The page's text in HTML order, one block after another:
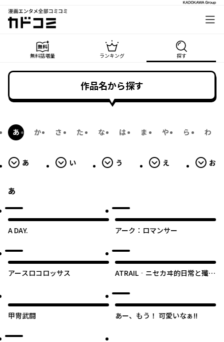
漫画エンタメ全部コミコミ
カドコミ
無料話増量 ランキング 探す
作品名から探す
あ か さ た な は ま や ら わ
あ い う え お
あ
A DAY. アーク：ロマンサー
アースロコロッサス
ATRAIL‐ニセカヰ的日常と殲滅
甲冑武闘 あー、もう！ 可愛いなぁ!!